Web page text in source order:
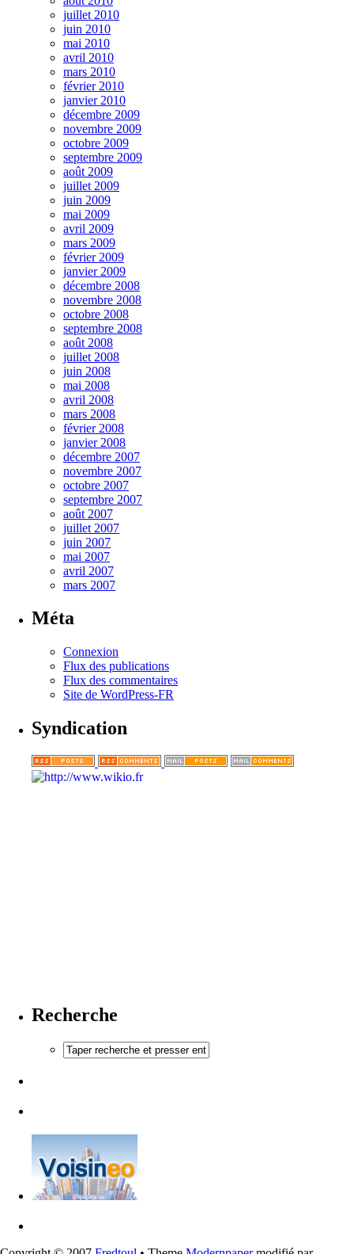
juillet 2010
juin 2010
mai 2010
avril 2010
mars 2010
février 2010
janvier 2010
décembre 2009
novembre 2009
octobre 2009
septembre 2009
août 2009
juillet 2009
juin 2009
mai 2009
avril 2009
mars 2009
février 2009
janvier 2009
décembre 2008
novembre 2008
octobre 2008
septembre 2008
août 2008
juillet 2008
juin 2008
mai 2008
avril 2008
mars 2008
février 2008
janvier 2008
décembre 2007
novembre 2007
octobre 2007
septembre 2007
août 2007
juillet 2007
juin 2007
mai 2007
avril 2007
mars 2007
Méta
Connexion
Flux des publications
Flux des commentaires
Site de WordPress-FR
Syndication
Recherche